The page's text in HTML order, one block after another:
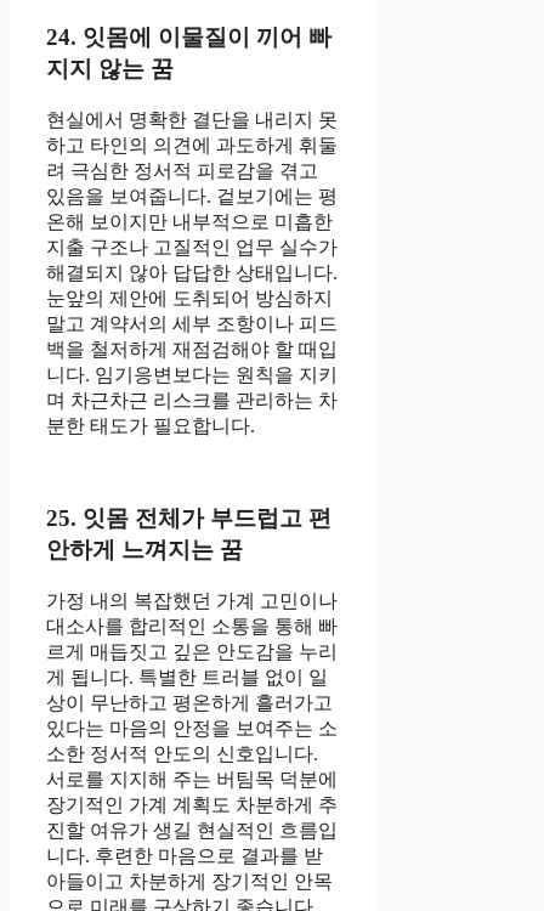
24. 잇몸에 이물질이 끼어 빠
지지 않는 꿈
현실에서 명확한 결단을 내리지 못
하고 타인의 의견에 과도하게 휘둘
려 극심한 정서적 피로감을 겪고
있음을 보여줍니다. 겉보기에는 평
온해 보이지만 내부적으로 미흡한
지출 구조나 고질적인 업무 실수가
해결되지 않아 답답한 상태입니다.
눈앞의 제안에 도취되어 방심하지
말고 계약서의 세부 조항이나 피드
백을 철저하게 재점검해야 할 때입
니다. 임기응변보다는 원칙을 지키
며 차근차근 리스크를 관리하는 차
분한 태도가 필요합니다.
25. 잇몸 전체가 부드럽고 편
안하게 느껴지는 꿈
가정 내의 복잡했던 가계 고민이나
대소사를 합리적인 소통을 통해 빠
르게 매듭짓고 깊은 안도감을 누리
게 됩니다. 특별한 트러블 없이 일
상이 무난하고 평온하게 흘러가고
있다는 마음의 안정을 보여주는 소
소한 정서적 안도의 신호입니다.
서로를 지지해 주는 버팀목 덕분에
장기적인 가계 계획도 차분하게 추
진할 여유가 생길 현실적인 흐름입
니다. 후련한 마음으로 결과를 받
아들이고 차분하게 장기적인 안목